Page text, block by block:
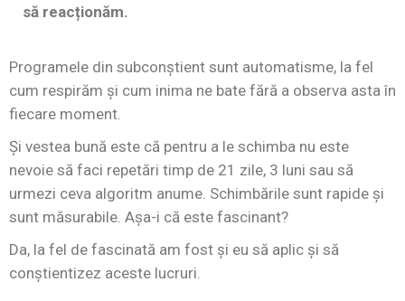
să reacționăm.
Programele din subconștient sunt automatisme, la fel
cum respirăm și cum inima ne bate fără a observa asta în
fiecare moment.
Și vestea bună este că pentru a le schimba nu este
nevoie să faci repetări timp de 21 zile, 3 luni sau să
urmezi ceva algoritm anume. Schimbările sunt rapide și
sunt măsurabile. Așa-i că este fascinant?
Da, la fel de fascinată am fost și eu să aplic și să
conștientizez aceste lucruri.